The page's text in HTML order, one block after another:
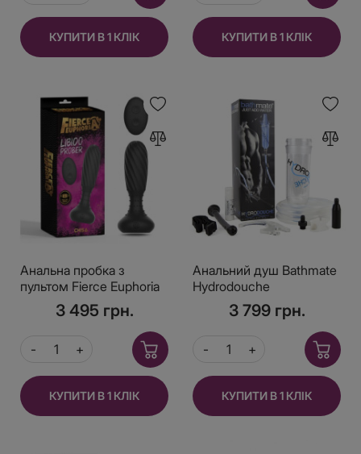
КУПИТИ В 1 КЛІК КУПИТИ В 1 КЛІК
Анальна пробка з
пультом Fierce Euphoria
Libido Prober Chisa
3 495 грн.
КУПИТИ В 1 КЛІК
Анальний душ Bathmate
Hydrodouche
3 799 грн.
КУПИТИ В 1 КЛІК